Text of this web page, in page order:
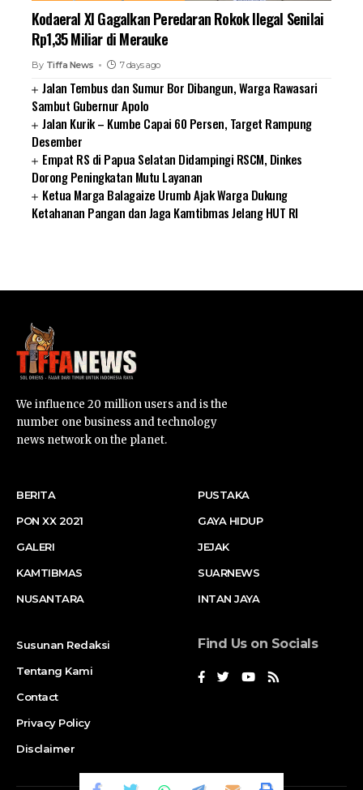
Kodaeral XI Gagalkan Peredaran Rokok Ilegal Senilai
Rp1,35 Miliar di Merauke
By Tiffa News 7 days ago
Jalan Tembus dan Sumur Bor Dibangun, Warga Rawasari
Sambut Gubernur Apolo
Jalan Kurik – Kumbe Capai 60 Persen, Target Rampung
Desember
Empat RS di Papua Selatan Didampingi RSCM, Dinkes
Dorong Peningkatan Mutu Layanan
Ketua Marga Balagaize Urumb Ajak Warga Dukung
Ketahanan Pangan dan Jaga Kamtibmas Jelang HUT RI
We influence 20 million users and is the
number one business and technology
news network on the planet.
BERITA
PON XX 2021
GALERI
KAMTIBMAS
NUSANTARA
PUSTAKA
GAYA HIDUP
JEJAK
SUARNEWS
INTAN JAYA
Susunan Redaksi
Tentang Kami
Contact
Privacy Policy
Disclaimer
Find Us on Socials